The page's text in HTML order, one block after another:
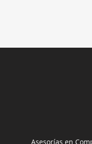
Asesorías en